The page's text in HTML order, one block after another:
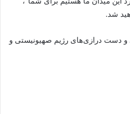
شد.
و دست درازی‌های رژیم صهیونیستی و